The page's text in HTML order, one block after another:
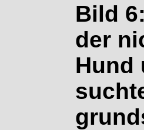
Bild
der
Hund